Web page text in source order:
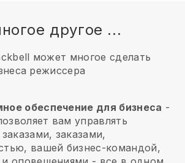
другое ...
может многое сделать
режиссера
обеспечение для бизнеса -
вам управлять
заказами,
вашей бизнес-командой,